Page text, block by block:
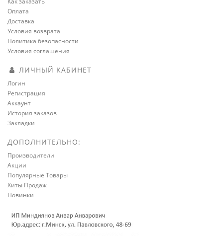
Оплата
Доставка
Условия возврата
Политика безопасности
Условия соглашения
ЛИЧНЫЙ КАБИНЕТ
Логин
Регистрация
Аккаунт
История заказов
Закладки
ДОПОЛНИТЕЛЬНО:
Производители
Акции
Популярные Товары
Хиты Продаж
Новинки